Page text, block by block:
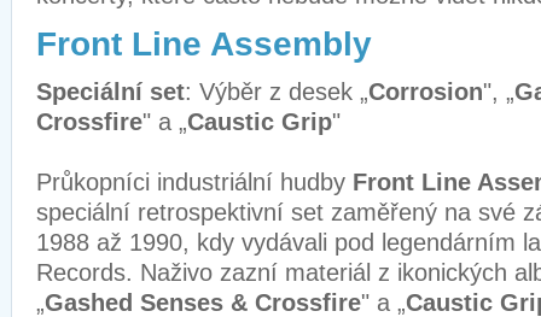
Front Line Assembly
Speciální set: Výběr z desek „Corrosion", „
Crossfire" a „Caustic Grip"
Průkopníci industriální hudby Front Line
speciální retrospektivní set zaměřený na své
1988 až 1990, kdy vydávali pod legendárním
Records. Naživo zazní materiál z ikonických
„Gashed Senses & Crossfire" a „Caustic